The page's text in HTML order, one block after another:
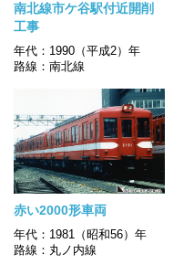
南北線市ケ谷駅付近開削
工事
年代：1990（平成2）年
路線：南北線
赤い2000形車両
年代：1981（昭和56）年
路線：丸ノ内線